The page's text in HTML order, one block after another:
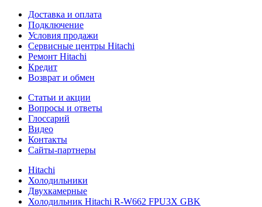
Доставка и оплата
Подключение
Условия продажи
Сервисные центры Hitachi
Ремонт Hitachi
Кредит
Возврат и обмен
Cтатьи и акции
Вопросы и ответы
Глоссарий
Видео
Контакты
Сайты-партнеры
Hitachi
Холодильники
Двухкамерные
Холодильник Hitachi R-W662 FPU3X GBK